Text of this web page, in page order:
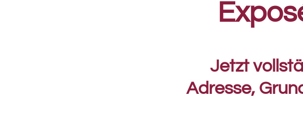
Jetzt
Adresse,